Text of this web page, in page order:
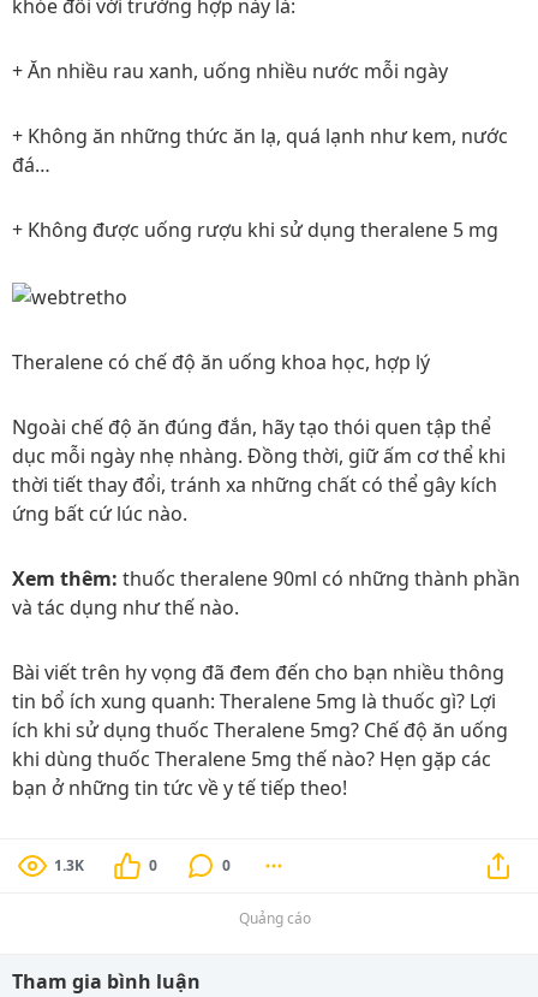
khỏe đối với trường hợp này là:
+ Ăn nhiều rau xanh, uống nhiều nước mỗi ngày
+ Không ăn những thức ăn lạ, quá lạnh như kem, nước
đá…
+ Không được uống rượu khi sử dụng theralene 5 mg
Theralene có chế độ ăn uống khoa học, hợp lý
Ngoài chế độ ăn đúng đắn, hãy tạo thói quen tập thể
dục mỗi ngày nhẹ nhàng. Đồng thời, giữ ấm cơ thể khi
thời tiết thay đổi, tránh xa những chất có thể gây kích
ứng bất cứ lúc nào.
Xem thêm: thuốc theralene 90ml có những thành phần
và tác dụng như thế nào.
Bài viết trên hy vọng đã đem đến cho bạn nhiều thông
tin bổ ích xung quanh: Theralene 5mg là thuốc gì? Lợi
ích khi sử dụng thuốc Theralene 5mg? Chế độ ăn uống
khi dùng thuốc Theralene 5mg thế nào? Hẹn gặp các
bạn ở những tin tức về y tế tiếp theo!
1.3K 0 0
Quảng cáo
Tham gia bình luận